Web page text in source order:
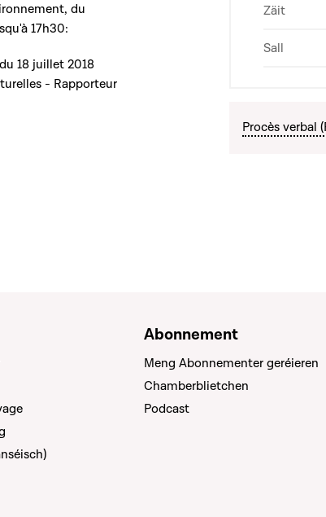
du
17h30:
18 juillet 2018
- Rapporteur
Zäit
Sall
Procès verbal
Abonnement
Meng Abonnementer geréieren
Chamberblietchen
Podcast